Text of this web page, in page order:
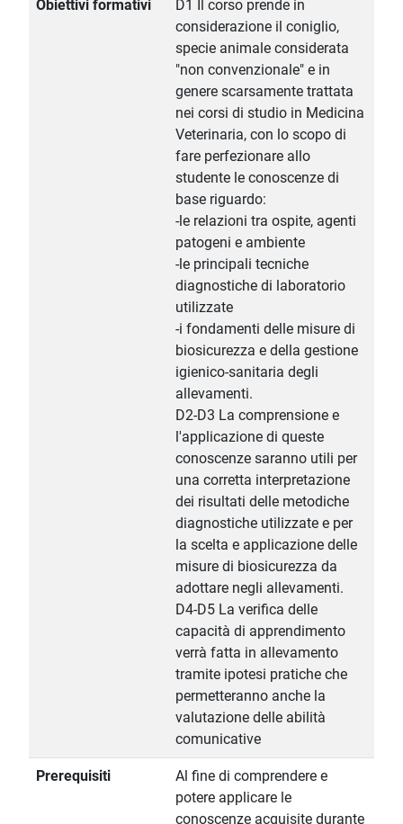
Obiettivi formativi
D1 Il corso prende in
considerazione il coniglio,
specie animale considerata
"non convenzionale" e in
genere scarsamente trattata
nei corsi di studio in Medicina
Veterinaria, con lo scopo di
fare perfezionare allo
studente le conoscenze di
base riguardo:
-le relazioni tra ospite, agenti
patogeni e ambiente
-le principali tecniche
diagnostiche di laboratorio
utilizzate
-i fondamenti delle misure di
biosicurezza e della gestione
igienico-sanitaria degli
allevamenti.
D2-D3 La comprensione e
l'applicazione di queste
conoscenze saranno utili per
una corretta interpretazione
dei risultati delle metodiche
diagnostiche utilizzate e per
la scelta e applicazione delle
misure di biosicurezza da
adottare negli allevamenti.
D4-D5 La verifica delle
capacità di apprendimento
verrà fatta in allevamento
tramite ipotesi pratiche che
permetteranno anche la
valutazione delle abilità
comunicative
Prerequisiti
Al fine di comprendere e
potere applicare le
conoscenze acquisite durante